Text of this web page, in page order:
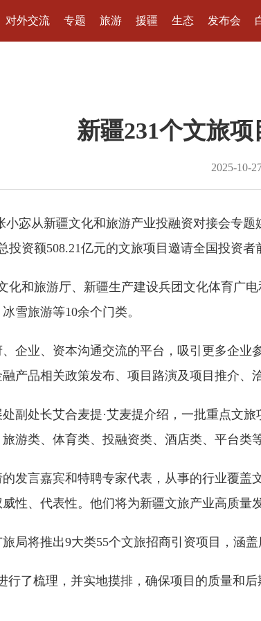
对外交流 专题 旅游 援疆 生态 发布会
新疆231个文旅
2025-10-
小宓从新疆文化和旅游产业投融资对接会专
投资额508.21亿元的文旅项目邀请全国投资者
化和旅游厅、新疆生产建设兵团文化体育广
雪旅游等10余个门类。
企业、资本沟通交流的平台，吸引更多企业
产品相关政策发布、项目路演及项目推介、
副处长艾合麦提·艾麦提介绍，一批重点文
游类、体育类、投融资类、酒店类、平台类
发言嘉宾和特聘专家代表，从事的行业覆
性、代表性。他们将为新疆文旅产业高质量
局将推出9大类55个文旅招商引资项目，涵
行了梳理，并实地摸排，确保项目的质量和